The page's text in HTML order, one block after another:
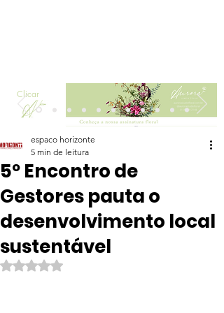
Clicar
5º Encontro de
Gestores pauta o
desenvolvimento local
sustentável
espaco horizonte
5 min de leitura
Avaliado com NaN de 5 estrelas.